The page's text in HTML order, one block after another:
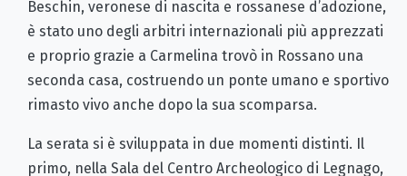
Beschin, veronese di nascita e rossanese d’adozione,
è stato uno degli arbitri internazionali più apprezzati
e proprio grazie a Carmelina trovò in Rossano una
seconda casa, costruendo un ponte umano e sportivo
rimasto vivo anche dopo la sua scomparsa.
La serata si è sviluppata in due momenti distinti. Il
primo, nella Sala del Centro Archeologico di Legnago,